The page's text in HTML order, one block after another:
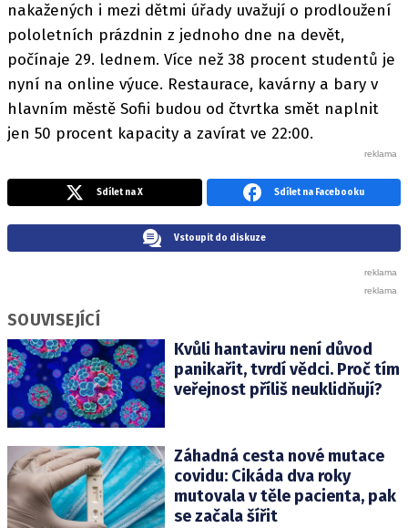
nakažených i mezi dětmi úřady uvažují o prodloužení
pololetních prázdnin z jednoho dne na devět,
počínaje 29. lednem. Více než 38 procent studentů je
nyní na online výuce. Restaurace, kavárny a bary v
hlavním městě Sofii budou od čtvrtka smět naplnit
jen 50 procent kapacity a zavírat ve 22:00.
Sdílet na X Sdílet na Facebooku
Vstoupit do diskuze
SOUVISEJÍCÍ
Kvůli hantaviru není důvod
panikařit, tvrdí vědci. Proč tím
veřejnost příliš neuklidňují?
Záhadná cesta nové mutace
covidu: Cikáda dva roky
mutovala v těle pacienta, pak
se začala šířit